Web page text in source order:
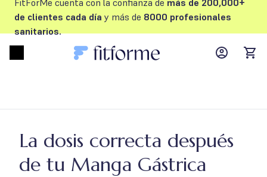
FitForMe cuenta con la confianza de más de 200,000+
de clientes cada día y más de 8000 profesionales
sanitarios.
MyFFM
La dosis correcta después
de tu Manga Gástrica